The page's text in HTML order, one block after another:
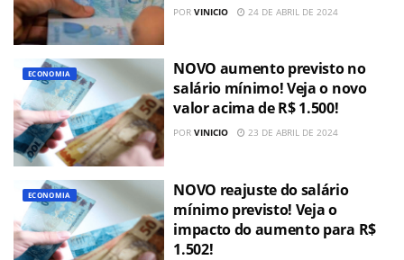
POR VINICIO 24 DE ABRIL DE 2024
ECONOMIA
NOVO aumento previsto no
salário mínimo! Veja o novo
valor acima de R$ 1.500!
POR VINICIO 23 DE ABRIL DE 2024
ECONOMIA
NOVO reajuste do salário
mínimo previsto! Veja o
impacto do aumento para R$
1.502!